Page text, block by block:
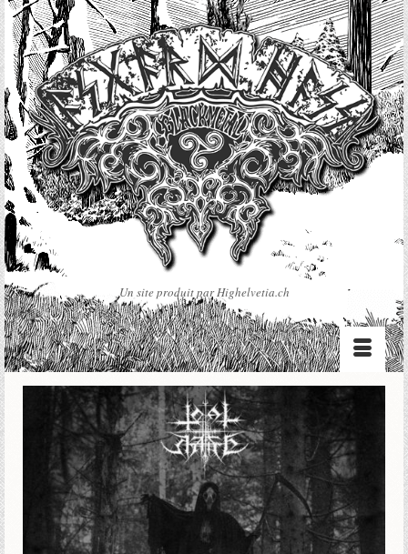
Un site produit par Highelvetia.ch